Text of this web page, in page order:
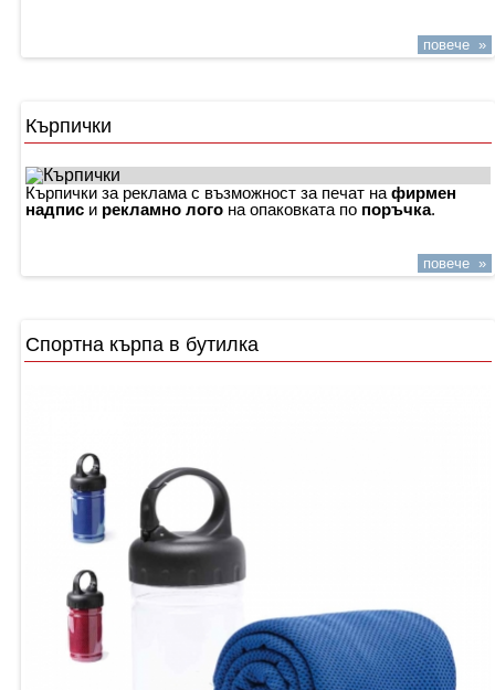
повече »
Кърпички
Кърпички за реклама с възможност за печат нафирмен
надпис и рекламно лого на опаковката по поръчка.
повече »
Спортна кърпа в бутилка